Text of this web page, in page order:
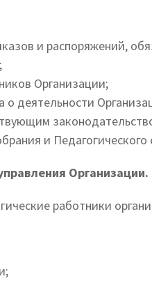
и распоряжений,
Организации;
о деятельности
и Педагогического
Организации.
работники